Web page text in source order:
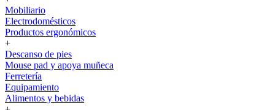
Mobiliario
Electrodomésticos
Productos ergonómicos
+
Descanso de pies
Mouse pad y apoya muñeca
Ferretería
Equipamiento
Alimentos y bebidas